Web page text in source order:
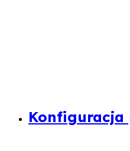
Konfiguracja